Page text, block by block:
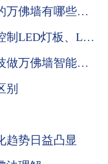
万佛墙有哪些区
LED灯板、LCD
做万佛墙智能化
别
趋势日益凸显